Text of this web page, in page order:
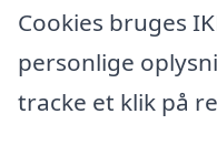
Cookies bruges
personlige
tracke et klik på